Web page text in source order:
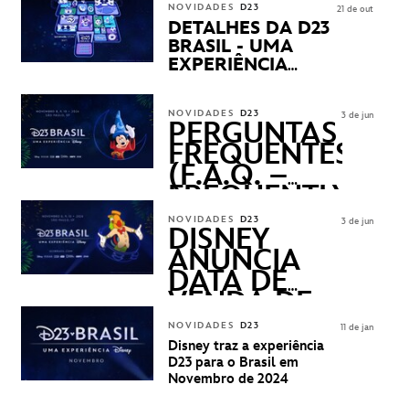
NOVIDADES D23
DETALHES DA D23
BRASIL - UMA
EXPERIÊNCIA
21 de out
NOVIDADES D23
PERGUNTAS
FREQUENTES
(F.A.Q. –
FREQUENTLY
ASKED
QUESTIONS)
3 de jun
NOVIDADES D23
DISNEY
ANUNCIA
DATA DE
VENDA DE
INGRESSOS
PARA A D23
BRASIL -
UMA
3 de jun
NOVIDADES D23
Disney traz a experiência
D23 para o Brasil em
Novembro de 2024
11 de jan